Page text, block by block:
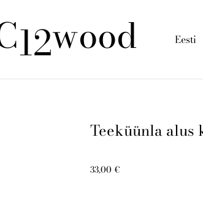
12wood Eesti
Teeküünla alus
33,00 €